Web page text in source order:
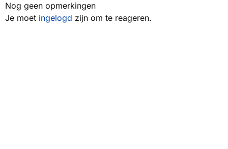
Nog geen opmerkingen
Je moet ingelogd zijn om te reageren.